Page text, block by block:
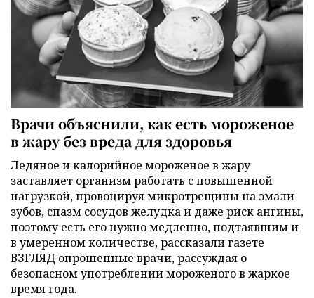
Врачи объяснили, как есть мороженое
в жару без вреда для здоровья
Ледяное и калорийное мороженое в жару
заставляет организм работать с повышенной
нагрузкой, провоцируя микротрещины на эмали
зубов, спазм сосудов желудка и даже риск ангины,
поэтому есть его нужно медленно, подтаявшим и
в умеренном количестве, рассказали газете
ВЗГЛЯД опрошенные врачи, рассуждая о
безопасном употреблении мороженого в жаркое
время года.